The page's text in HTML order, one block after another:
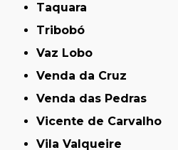
Taquara
Tribobó
Vaz Lobo
Venda da Cruz
Venda das Pedras
Vicente de Carvalho
Vila Valqueire